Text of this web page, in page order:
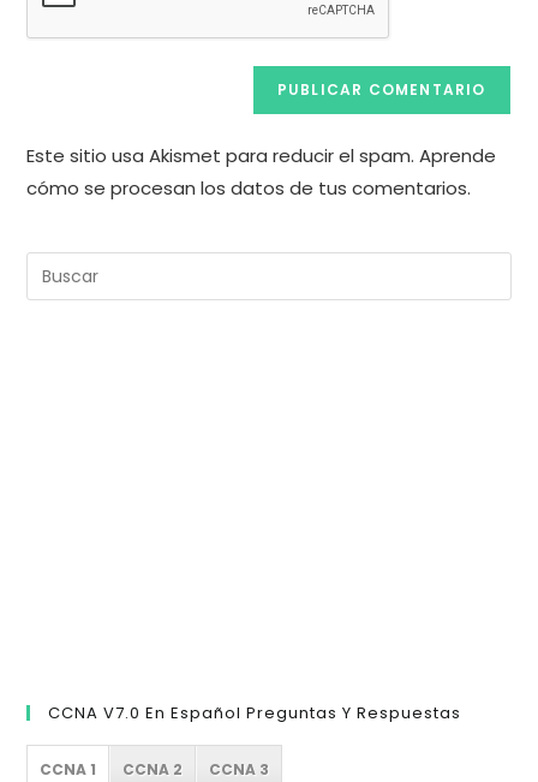
Este sitio usa Akismet para reducir el spam.Aprende
cómo se procesan los datos de tus comentarios.
CCNA V7.0 En Español Preguntas Y Respuestas
CCNA 1 CCNA 2 CCNA 3